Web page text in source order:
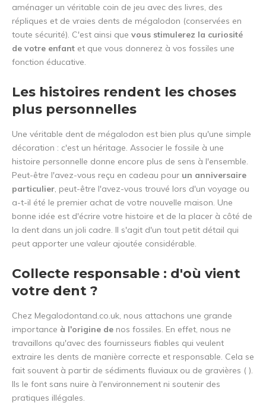
aménager un véritable coin de jeu avec des livres, des
répliques et de vraies dents de mégalodon (conservées en
toute sécurité). C'est ainsi que vous stimulerez la curiosité
de votre enfant et que vous donnerez à vos fossiles une
fonction éducative.
Les histoires rendent les choses
plus personnelles
Une véritable dent de mégalodon est bien plus qu'une simple
décoration : c'est un héritage. Associer le fossile à une
histoire personnelle donne encore plus de sens à l'ensemble.
Peut-être l'avez-vous reçu en cadeau pour un anniversaire
particulier, peut-être l'avez-vous trouvé lors d'un voyage ou
a-t-il été le premier achat de votre nouvelle maison. Une
bonne idée est d'écrire votre histoire et de la placer à côté de
la dent dans un joli cadre. Il s'agit d'un tout petit détail qui
peut apporter une valeur ajoutée considérable.
Collecte responsable : d'où vient
votre dent ?
Chez Megalodontand.co.uk, nous attachons une grande
importance à l'origine de nos fossiles. En effet, nous ne
travaillons qu'avec des fournisseurs fiables qui veulent
extraire les dents de manière correcte et responsable. Cela se
fait souvent à partir de sédiments fluviaux ou de gravières ( ).
Ils le font sans nuire à l'environnement ni soutenir des
pratiques illégales.